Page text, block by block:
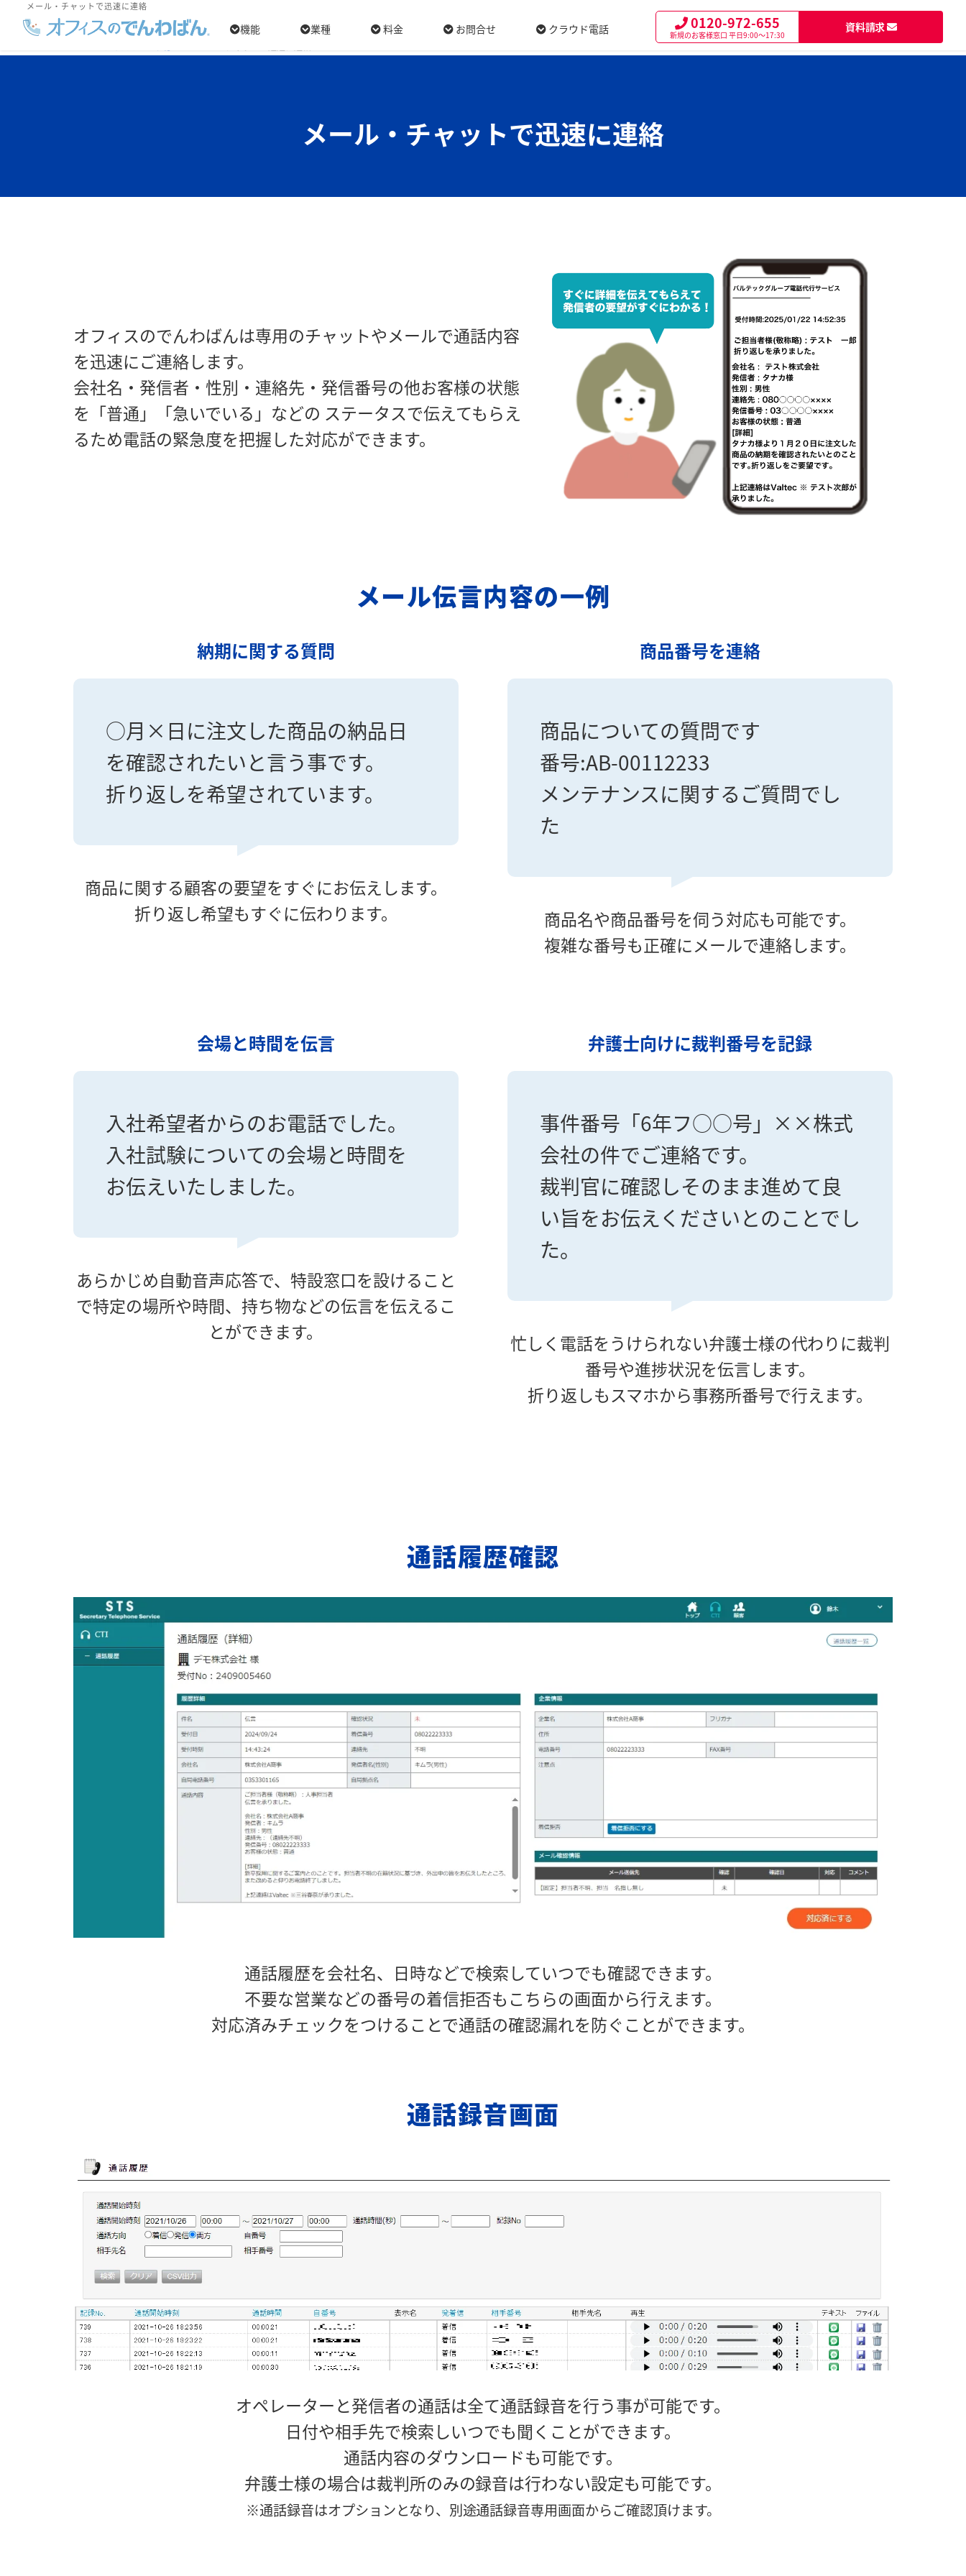
メール・チャットで迅速に連絡
機能 業種 料金 お問合せ クラウド電話 0120-972-655
新規のお客様窓口 平日9:00～17:30
資料請求
メール・チャットで迅速に連絡
オフィスのでんわばんは専用のチャットやメールで通話内容
を迅速にご連絡します。
会社名・発信者・性別・連絡先・発信番号の他お客様の状態
を「普通」「急いでいる」などの ステータスで伝えてもらえ
るため電話の緊急度を把握した対応ができます。
メール伝言内容の一例
納期に関する質問
○月×日に注文した商品の納品日
を確認されたいと言う事です。
折り返しを希望されています。
商品に関する顧客の要望をすぐにお伝えします。
折り返し希望もすぐに伝わります。
商品番号を連絡
商品についての質問です
番号:AB-00112233
メンテナンスに関するご質問でし
た
商品名や商品番号を伺う対応も可能です。
複雑な番号も正確にメールで連絡します。
会場と時間を伝言
入社希望者からのお電話でした。
入社試験についての会場と時間を
お伝えいたしました。
あらかじめ自動音声応答で、特設窓口を設けること
で特定の場所や時間、持ち物などの伝言を伝えるこ
とができます。
弁護士向けに裁判番号を記録
事件番号「6年フ○○号」××株式
会社の件でご連絡です。
裁判官に確認しそのまま進めて良
い旨をお伝えくださいとのことでし
た。
忙しく電話をうけられない弁護士様の代わりに裁判
番号や進捗状況を伝言します。
折り返しもスマホから事務所番号で行えます。
通話履歴確認
通話履歴を会社名、日時などで検索していつでも確認できます。
不要な営業などの番号の着信拒否もこちらの画面から行えます。
対応済みチェックをつけることで通話の確認漏れを防ぐことができます。
通話録音画面
オペレーターと発信者の通話は全て通話録音を行う事が可能です。
日付や相手先で検索しいつでも聞くことができます。
通話内容のダウンロードも可能です。
弁護士様の場合は裁判所のみの録音は行わない設定も可能です。
※通話録音はオプションとなり、別途通話録音専用画面からご確認頂けます。